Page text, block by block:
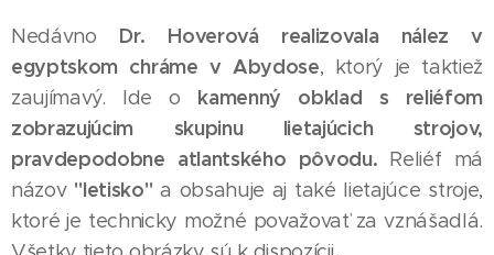
Nedávno Dr. Hoverová realizovala nález v
egyptskom chráme v Abydose, ktorý je taktiež
zaujímavý. Ide o kamenný obklad s reliéfom
zobrazujúcim
skupinu lietajúcich strojov,
pravdepodobne atlantského pôvodu. Reliéf má
názov"letisko" a obsahuje aj také lietajúce stroje,
ktoré je technicky možné považovať za vznášadlá.